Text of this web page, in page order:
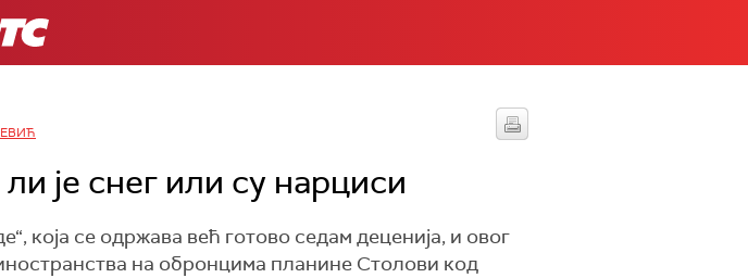
је снег или су нарциси
која се одржава већ готово седам деценија, и овог
на обронцима планине Столови код